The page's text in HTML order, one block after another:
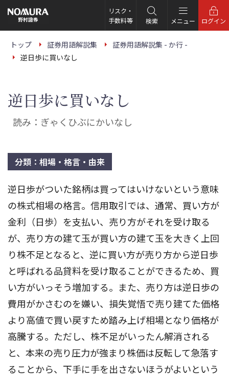
の
ー
リスク・
手数料等
検索 メニュー ログイン
トップ 証券用語解説集
証券用語解説集 - か行 -
逆日歩に買いなし
逆日歩に買いなし
読み：ぎゃくひぶにかいなし
分類：相場・格言・由来
逆日歩がついた銘柄は買ってはいけないという意味
の株式相場の格言。信用取引では、通常、買い方が
金利（日歩）を支払い、売り方がそれを受け取る
が、売り方の建て玉が買い方の建て玉を大きく上回
り株不足となると、逆に買い方が売り方から逆日歩
と呼ばれる品貸料を受け取ることができるため、買
い方がいっそう増加する。また、売り方は逆日歩の
費用がかさむのを嫌い、損失覚悟で売り建てた価格
より高値で買い戻すため踏み上げ相場となり価格が
高騰する。ただし、株不足がいったん解消される
と、本来の売り圧力が強まり株価は反転して急落す
ることから、下手に手を出さないほうがよいという